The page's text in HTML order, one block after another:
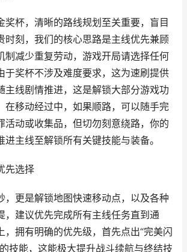
奖杯，清晰的路线规划至关重要，盲目
时刻，我们的核心思路是主线优先兼顾
制减少重复劳动，游戏开局请选择任何
于奖杯不涉及难度要求，这为速刷提供
主线剧情推进，这是解锁大部分游戏功
在移动经过中，如果顺路，可以随手完
活动或收集品，但切勿刻意绕路，你的
主线至解锁所有关键技能与装备。
先选择
，更是解锁地图快速移动点，以及各种
，建议优先完成所有主线任务直到通
，拥有明确的优先级，首先点出“完美闪
技能，这能极大提升战斗续航与终结技